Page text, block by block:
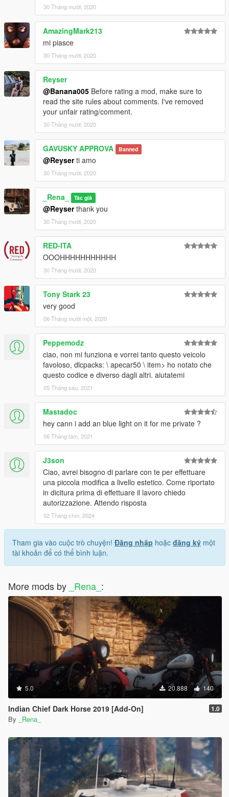
30 Tháng mười, 2020
AmazingMark213
mi piasce
30 Tháng mười, 2020
Reyser
@Banana005 Before rating a mod, make sure to
read the site rules about comments. I've removed
your unfair rating/comment.
30 Tháng mười, 2020
GAVUSKY APPROVA Banned
@Reyserti amo
30 Tháng mười, 2020
_Rena_ Tác giả
@Reyserthank you
30 Tháng mười, 2020
RED-ITA
OOOHHHHHHHHHHH
30 Tháng mười, 2020
Tony Stark 23
very good
06 Tháng mười một, 2020
Peppemodz
ciao, non mi funziona e vorrei tanto questo veicolo
favoloso, dlcpacks: \ apecar50 \ item> ho notato che
questo codice e diverso dagli altri. aiutatemi
05 Tháng sáu, 2021
Mastadoc
hey cann i add an blue light on it for me private ?
06 Tháng tám, 2021
J3son
Ciao, avrei bisogno di parlare con te per effettuare
una piccola modifica a livello estetico. Come riportato
in dicitura prima di effettuare il lavoro chiedo
autorizzazione. Attendo risposta
02 Tháng chín, 2024
Tham gia vào cuộc trò chuyện! Đăng nhập hoặc đăng ký một
tài khoản để có thể bình luận.
More mods by _Rena_ :
5.0 20.888 140
Indian Chief Dark Horse 2019 [Add-On] 1.0
By _Rena_